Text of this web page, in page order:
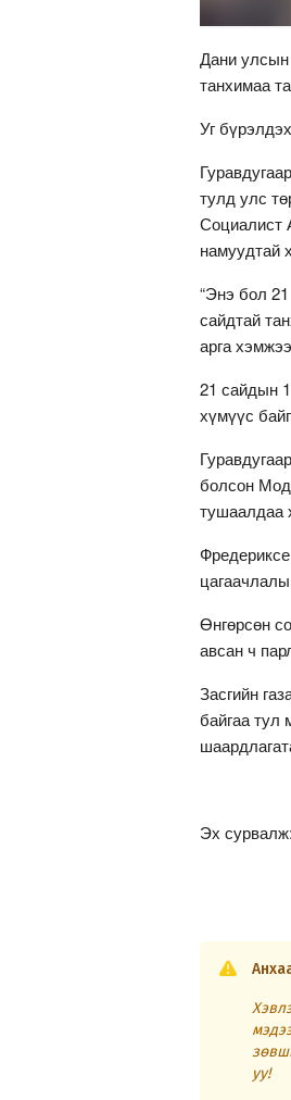
Дани улсын
танхимаа
Уг
тулд улс
Социалист
намуудтай
“Энэ бол 21
сайдтай
арга
21 сайдын
хүмүүс
болсон
тушаалдаа
Өнгөрсөн
авсан ч
Засгийн
байгаа тул
Эх сурвалж:
уу!